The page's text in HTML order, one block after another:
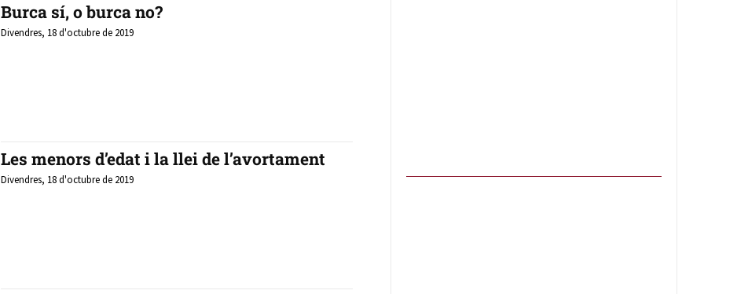
Burca sí, o burca no?
Divendres, 18 d'octubre de 2019
Les menors d’edat i la llei de l’avortament
Divendres, 18 d'octubre de 2019